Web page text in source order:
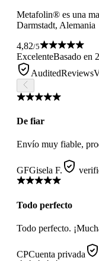
Metafolin® es una
Darmstadt, Alemania
4,82/5
ExcelenteBasado en
AuditedReviews
De fiar
Envío muy fiable,
GFGisela F.
Todo perfecto
Todo perfecto.
CPCuenta privada